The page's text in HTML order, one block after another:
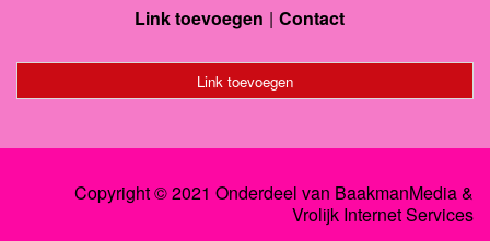
Link toevoegen Contact
Link toevoegen
Copyright © 2021 Onderdeel van BaakmanMedia&
Vrolijk Internet Services